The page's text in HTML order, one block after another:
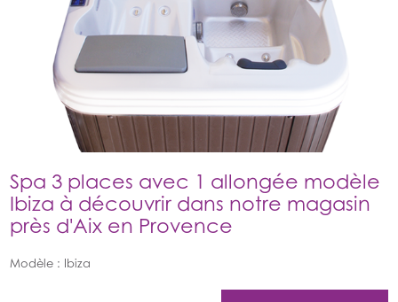
Spa 3 places avec 1 allongée modèle
Ibiza à découvrir dans notre magasin
près d'Aix en Provence
Modèle : Ibiza